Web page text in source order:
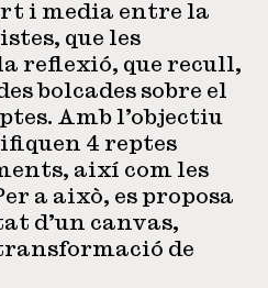
i media entre la
que les
reflexió, que recull,
bolcades sobre el
Amb l’objectiu
4 reptes
així com les
a això, es proposa
d’un canvas,
de